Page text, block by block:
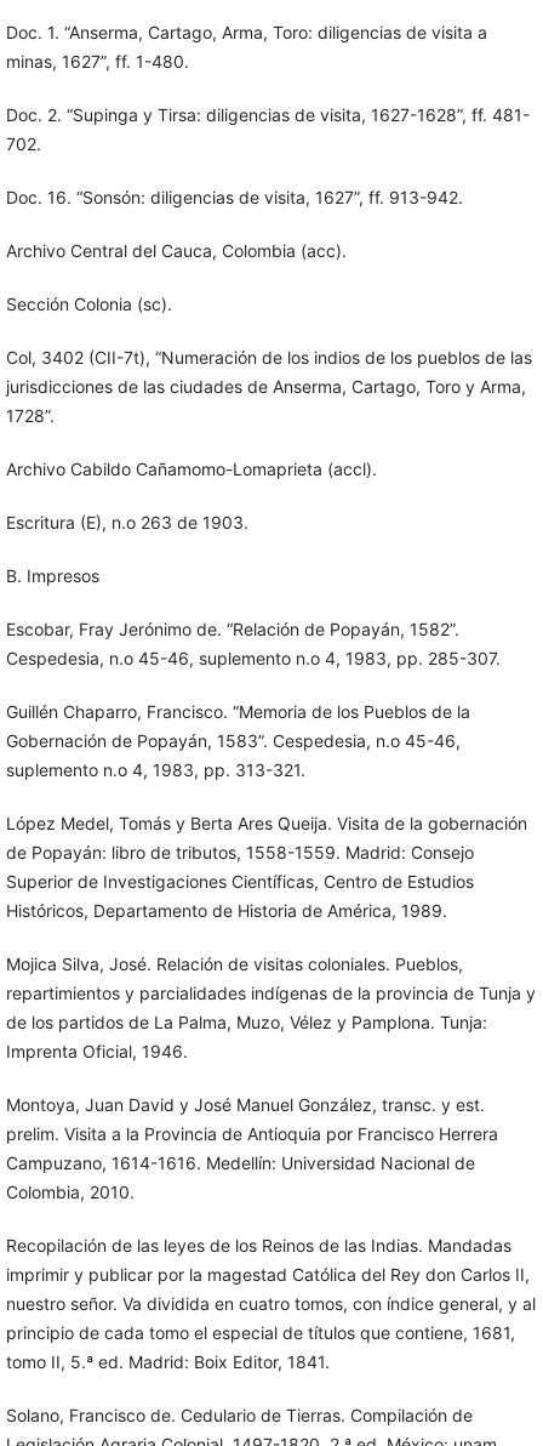
Doc. 1. “Anserma, Cartago, Arma, Toro: diligencias de visita a
minas, 1627”, ff. 1-480.
Doc. 2. “Supinga y Tirsa: diligencias de visita, 1627-1628”, ff. 481-
702.
Doc. 16. “Sonsón: diligencias de visita, 1627”, ff. 913-942.
Archivo Central del Cauca, Colombia (acc).
Sección Colonia (sc).
Col, 3402 (CII-7t), “Numeración de los indios de los pueblos de las
jurisdicciones de las ciudades de Anserma, Cartago, Toro y Arma,
1728”.
Archivo Cabildo Cañamomo-Lomaprieta (accl).
Escritura (E), n.o 263 de 1903.
B. Impresos
Escobar, Fray Jerónimo de. “Relación de Popayán, 1582”.
Cespedesia, n.o 45-46, suplemento n.o 4, 1983, pp. 285-307.
Guillén Chaparro, Francisco. “Memoria de los Pueblos de la
Gobernación de Popayán, 1583”. Cespedesia, n.o 45-46,
suplemento n.o 4, 1983, pp. 313-321.
López Medel, Tomás y Berta Ares Queija. Visita de la gobernación
de Popayán: libro de tributos, 1558-1559. Madrid: Consejo
Superior de Investigaciones Científicas, Centro de Estudios
Históricos, Departamento de Historia de América, 1989.
Mojica Silva, José. Relación de visitas coloniales. Pueblos,
repartimientos y parcialidades indígenas de la provincia de Tunja y
de los partidos de La Palma, Muzo, Vélez y Pamplona. Tunja:
Imprenta Oficial, 1946.
Montoya, Juan David y José Manuel González, transc. y est.
prelim. Visita a la Provincia de Antioquia por Francisco Herrera
Campuzano, 1614-1616. Medellín: Universidad Nacional de
Colombia, 2010.
Recopilación de las leyes de los Reinos de las Indias. Mandadas
imprimir y publicar por la magestad Católica del Rey don Carlos II,
nuestro señor. Va dividida en cuatro tomos, con índice general, y al
principio de cada tomo el especial de títulos que contiene, 1681,
tomo II, 5.ª ed. Madrid: Boix Editor, 1841.
Solano, Francisco de. Cedulario de Tierras. Compilación de